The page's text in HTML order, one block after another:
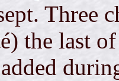
Three
the last